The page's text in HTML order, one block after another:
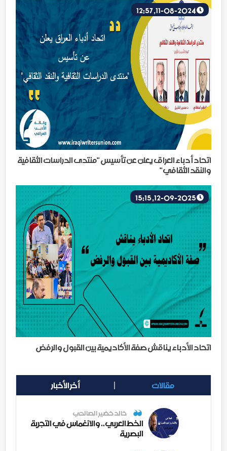
اتحاد أدباء العراق يعلن عن تأسيس "منتدى الدراسات الثقافية
والنقد الثقافي"
اتحاد الأدباء يناقش صفة الأكاديمية بين القبول والرفض
مقالات أخر الأخبار
خالد خضير الصالحي
الخط العربي.. والانغماس في التجربة
البصرية